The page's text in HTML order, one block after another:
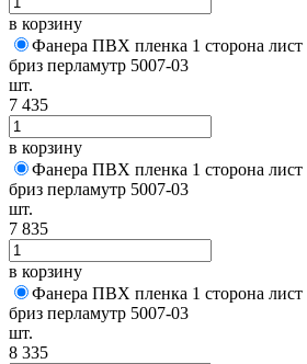
в корзину
Фанера ПВХ пленка 1 сторона лист
бриз перламутр 5007-03
шт.
7 435
в корзину
Фанера ПВХ пленка 1 сторона лист
бриз перламутр 5007-03
шт.
7 835
в корзину
Фанера ПВХ пленка 1 сторона лист
бриз перламутр 5007-03
шт.
8 335